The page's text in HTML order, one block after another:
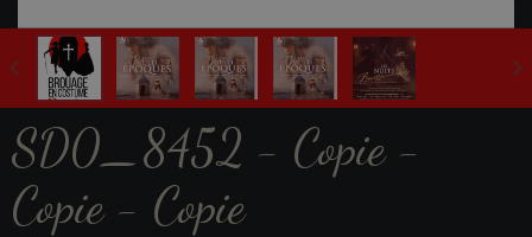
SD0_8452 - Copie -
Copie - Copie